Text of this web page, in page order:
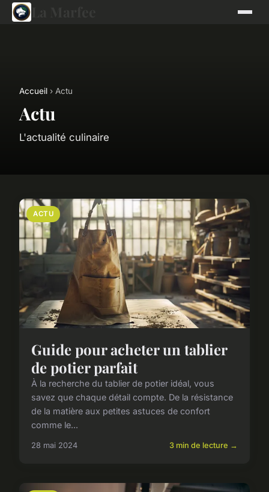
Accueil › Actu
Actu
L'actualité culinaire
ACTU
Guide pour acheter un tablier
de potier parfait
À la recherche du tablier de potier idéal, vous
savez que chaque détail compte. De la résistance
de la matière aux petites astuces de confort
comme le...
28 mai 2024 3 min de lecture →